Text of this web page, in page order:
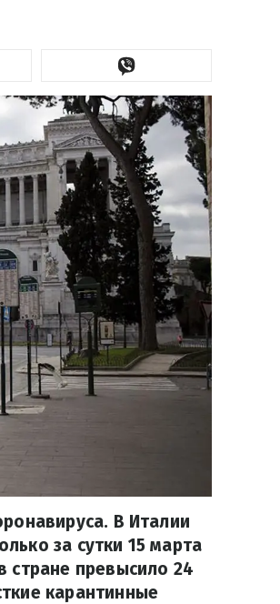
В Италии
за сутки 15 марта
стране превысило 24
карантинные